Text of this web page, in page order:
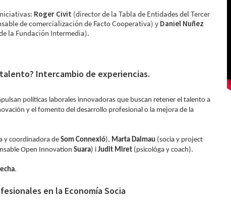
Roger Civit (director de la Tabla de Entidades del Tercer
de comercialización de Facto Cooperativa) y Daniel Nuñez
la Fundación Intermedia).
Intercambio de experiencias.
políticas laborales innovadoras que buscan retener el talento a
y el fomento del desarrollo profesional o la mejora de la
y coordinadora de Som Connexió), Marta Dalmau (socia y project
Open Innovation Suara) i Judit Miret (psicológa y coach).
.
en la Economía Socia